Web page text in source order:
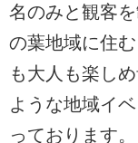
名のみと観客
の葉地域に住
も大人も楽し
ような地域イ
っております。